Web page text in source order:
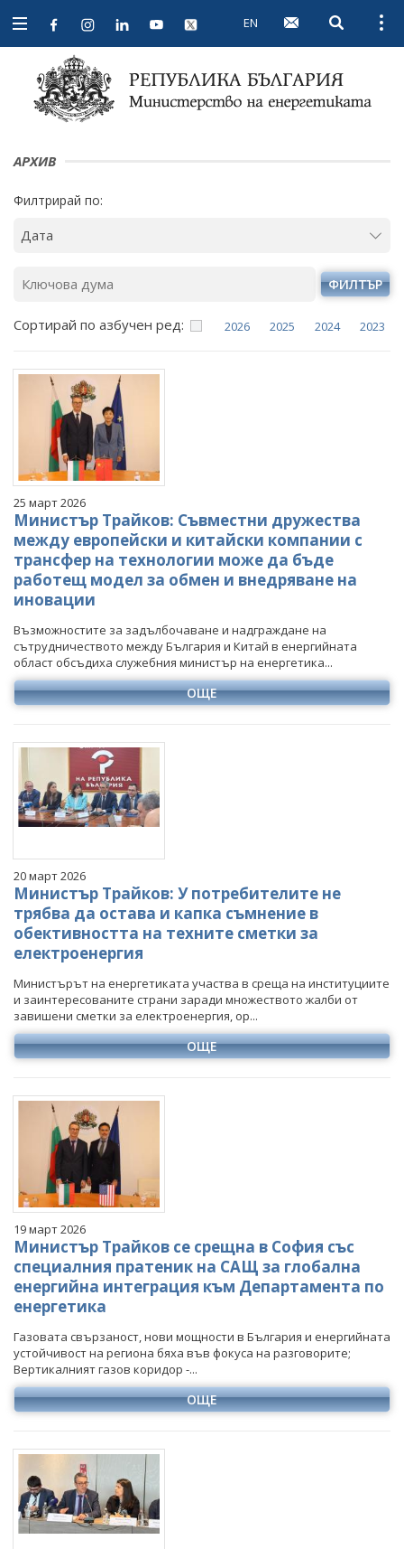
Open
navigation
EN Open
АРХИВ
Филтрирай по:
ФИЛТЪР
Сортирай по азбучен ред: 2026
Юли
2025
Август
Септември
Октомври
Декември
2024
Август
Септември
Октомври
Декември
2023
Август
Септември
Октомври
Декември
25 март 2026
Министър Трайков: Съвместни дружества
между европейски и китайски компании с
трансфер на технологии може да бъде
работещ модел за обмен и внедряване на
иновации
Възможностите за задълбочаване и надграждане на
сътрудничеството между България и Китай в енергийната
област обсъдиха служебния министър на енергетика...
ОЩЕ
20 март 2026
Министър Трайков: У потребителите не
трябва да остава и капка съмнение в
обективността на техните сметки за
електроенергия
Министърът на енергетиката участва в среща на институциите
и заинтересованите страни заради множеството жалби от
завишени сметки за електроенергия, ор...
ОЩЕ
19 март 2026
Министър Трайков се срещна в София със
специалния пратеник на САЩ за глобална
енергийна интеграция към Департамента по
енергетика
Газовата свързаност, нови мощности в България и енергийната
устойчивост на региона бяха във фокуса на разговорите;
Вертикалният газов коридор -...
ОЩЕ